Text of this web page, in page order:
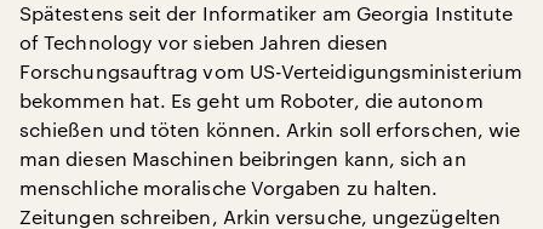
Spätestens seit der Informatiker am Georgia Institute
of Technology vor sieben Jahren diesen
Forschungsauftrag vom US-Verteidigungsministerium
bekommen hat. Es geht um Roboter, die autonom
schießen und töten können. Arkin soll erforschen, wie
man diesen Maschinen beibringen kann, sich an
menschliche moralische Vorgaben zu halten.
Zeitungen schreiben, Arkin versuche, ungezügelten